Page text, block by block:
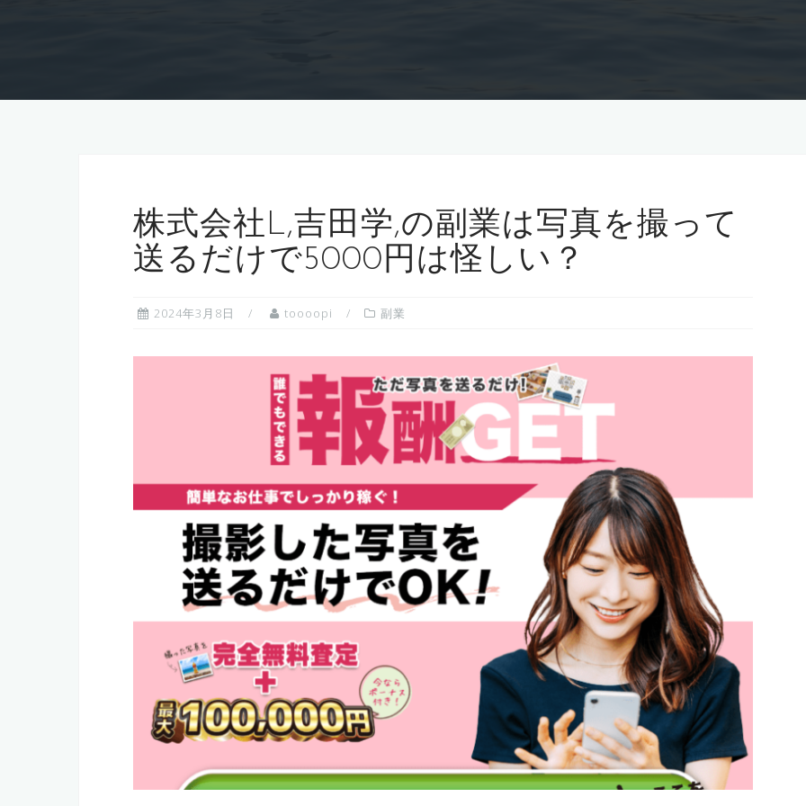
株式会社L,吉田学,の副業は写真を撮って
送るだけで5000円は怪しい？
2024年3月8日 toooopi 副業